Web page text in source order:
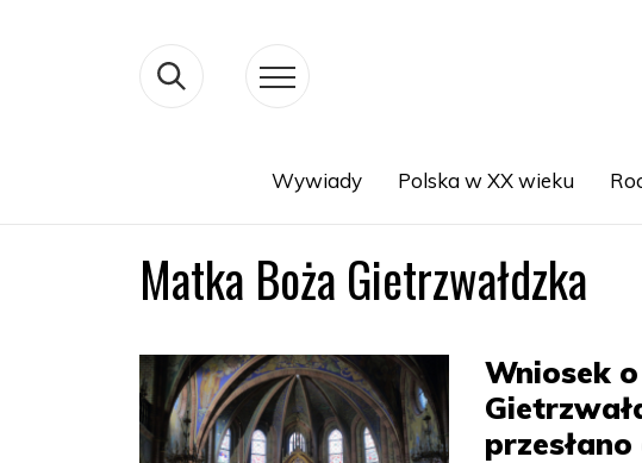
Wywiady Polska w XX wieku
Matka Boża Gietrzwałdzka
Wniosek